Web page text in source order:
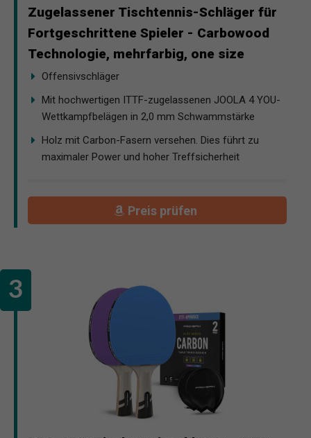
Zugelassener Tischtennis-Schläger für
Fortgeschrittene Spieler - Carbowood
Technologie, mehrfarbig, one size
Offensivschläger
Mit hochwertigen ITTF-zugelassenen JOOLA 4 YOU-
Wettkampfbelägen in 2,0 mm Schwammstärke
Holz mit Carbon-Fasern versehen. Dies führt zu
maximaler Power und hoher Treffsicherheit
Preis prüfen